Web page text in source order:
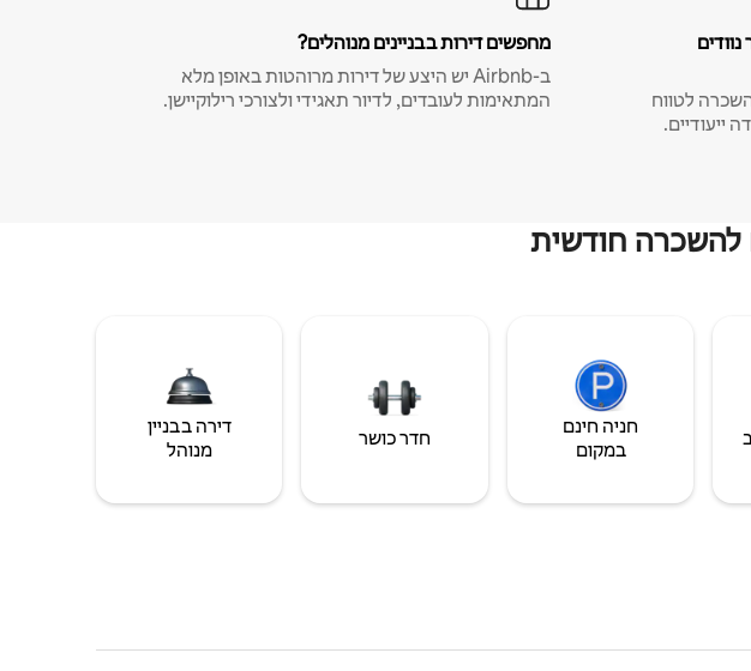
לטווח
מחפשים דירות בבניינים מנוהלים?
ב-Airbnb יש היצע של דירות מרוהטות באופן מלא
המתאימות לעובדים, לדיור תאגידי ולצורכי רילוקיישן.
להשכרה חודשית
חניה חינם
במקום
חדר כושר
דירה בבניין
מנוהל